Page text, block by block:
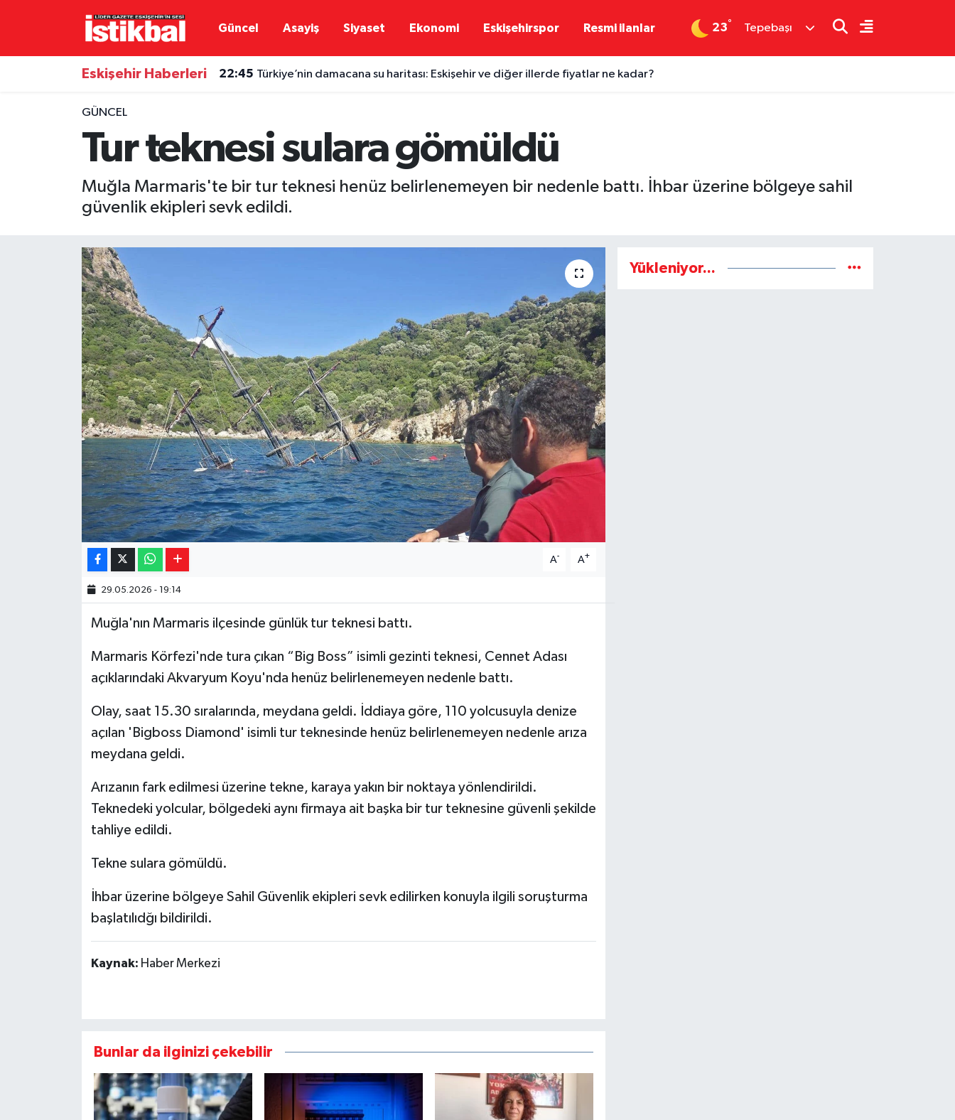
Güncel Asayiş Siyaset Ekonomi Eskişehirspor Resmi ilanlar 23° Tepebaşı
Eskişehir Haberleri 22:45 Türkiye’nin damacana su haritası: Eskişehir ve diğer illerde fiyatlar ne kadar?
GÜNCEL
Tur teknesi sulara gömüldü
Muğla Marmaris'te bir tur teknesi henüz belirlenemeyen bir nedenle battı. İhbar üzerine bölgeye sahil
güvenlik ekipleri sevk edildi.
A- A+
29.05.2026 - 19:14
Muğla'nın Marmaris ilçesinde günlük tur teknesi battı.
Marmaris Körfezi'nde tura çıkan “Big Boss” isimli gezinti teknesi, Cennet Adası
açıklarındaki Akvaryum Koyu'nda henüz belirlenemeyen nedenle battı.
Olay, saat 15.30 sıralarında, meydana geldi. İddiaya göre, 110 yolcusuyla denize
açılan 'Bigboss Diamond' isimli tur teknesinde henüz belirlenemeyen nedenle arıza
meydana geldi.
Arızanın fark edilmesi üzerine tekne, karaya yakın bir noktaya yönlendirildi.
Teknedeki yolcular, bölgedeki aynı firmaya ait başka bir tur teknesine güvenli şekilde
tahliye edildi.
Tekne sulara gömüldü.
İhbar üzerine bölgeye Sahil Güvenlik ekipleri sevk edilirken konuyla ilgili soruşturma
başlatılıdğı bildirildi.
Kaynak: Haber Merkezi
Bunlar da ilginizi çekebilir
Yükleniyor...
Eskişehirspor
Ekonomi
Resmi ilanlar
Eskişehir Nöbetçi Eczaneler
Eskişehir Trafik Yoğunluk Haritası
TFF 3.Lig 4.Grup Puan Durumu ve Fikstür
Son Dakika Haberleri
Haber Arşivi